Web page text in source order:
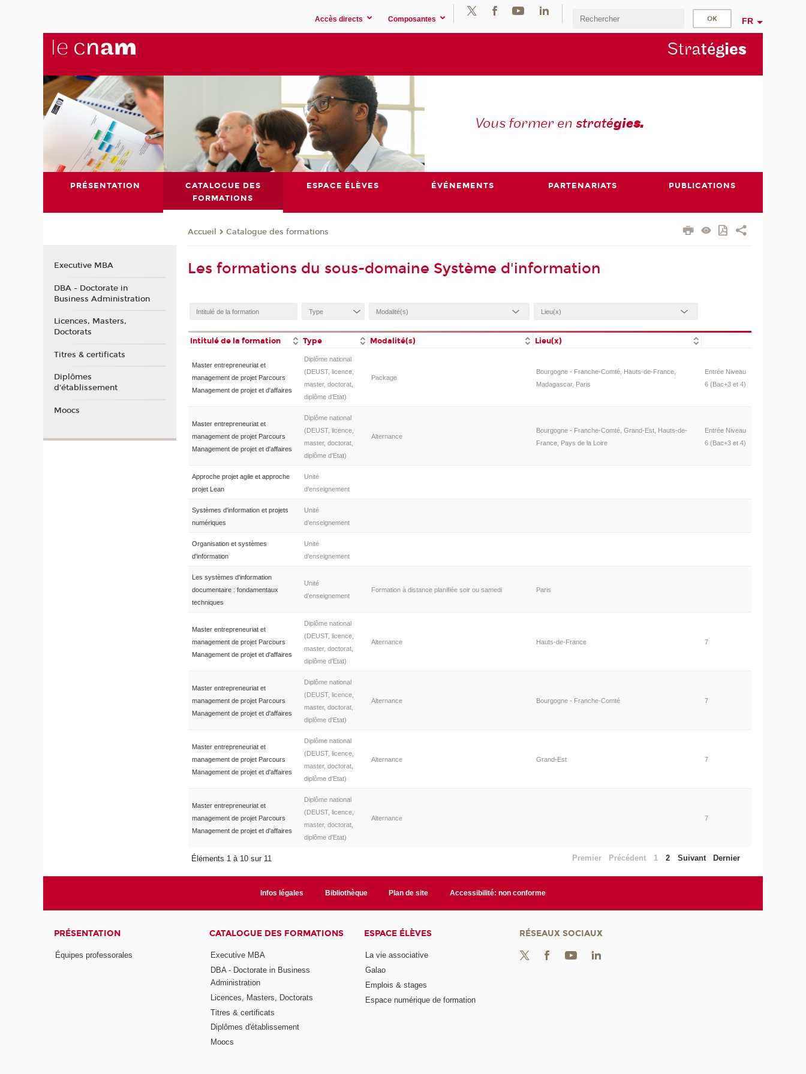
Accès directs Composantes FR
Stratégies
Vous former en stratégies.
PRÉSENTATION
CATALOGUE DES
FORMATIONS
ESPACE ÉLÈVES ÉVÉNEMENTS PARTENARIATS PUBLICATIONS
Accueil Catalogue des formations
Les formations du sous-domaine Système d'information
Intitulé de la formation Type Modalité(s) Lieu(x)
Master entrepreneuriat et
management de projet Parcours
Management de projet et d'affaires
Diplôme national
(DEUST, licence,
master, doctorat,
diplôme d'Etat)
Package
Bourgogne - Franche-Comté, Hauts-de-France,
Madagascar, Paris
Entrée Niveau
6 (Bac+3 et 4)
Master entrepreneuriat et
management de projet Parcours
Management de projet et d'affaires
Diplôme national
(DEUST, licence,
master, doctorat,
diplôme d'Etat)
Alternance
Bourgogne - Franche-Comté, Grand-Est, Hauts-de-
France, Pays de la Loire
Entrée Niveau
6 (Bac+3 et 4)
Approche projet agile et approche
projet Lean
Unité
d’enseignement
Systèmes d'information et projets
numériques
Unité
d’enseignement
Organisation et systèmes
d'information
Unité
d’enseignement
Les systèmes d'information
documentaire : fondamentaux
techniques
Unité
d’enseignement
Formation à distance planifiée soir ou samedi Paris
Master entrepreneuriat et
management de projet Parcours
Management de projet et d'affaires
Diplôme national
(DEUST, licence,
master, doctorat,
diplôme d'Etat)
Alternance Hauts-de-France 7
Master entrepreneuriat et
management de projet Parcours
Management de projet et d'affaires
Diplôme national
(DEUST, licence,
master, doctorat,
diplôme d'Etat)
Alternance Bourgogne - Franche-Comté 7
Master entrepreneuriat et
management de projet Parcours
Management de projet et d'affaires
Diplôme national
(DEUST, licence,
master, doctorat,
diplôme d'Etat)
Alternance Grand-Est 7
Master entrepreneuriat et
management de projet Parcours
Management de projet et d'affaires
Diplôme national
(DEUST, licence,
master, doctorat,
diplôme d'Etat)
Alternance 7
Éléments 1 à 10 sur 11 Premier Précédent 1 2 Suivant Dernier
Executive MBA
DBA - Doctorate in
Business Administration
Licences, Masters,
Doctorats
Titres & certificats
Diplômes
d'établissement
Moocs
Infos légales Bibliothèque Plan de site Accessibilité: non conforme
PRÉSENTATION
Équipes professorales
CATALOGUE DES FORMATIONS
Executive MBA
DBA - Doctorate in Business
Administration
Licences, Masters, Doctorats
Titres & certificats
Diplômes d'établissement
Moocs
ESPACE ÉLÈVES
La vie associative
Galao
Emplois & stages
Espace numérique de formation
RÉSEAUX SOCIAUX